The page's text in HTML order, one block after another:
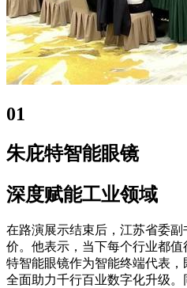
01
朱庇特智能眼镜
深度赋能工业领域
在路演展示结束后，江苏省委
价。他表示，当下每个行业都
特智能眼镜作为智能终端代表
全面助力千行百业数字化升级